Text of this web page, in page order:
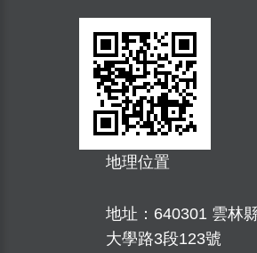
地理位置
地址： 640301 雲林
大學路3段123號